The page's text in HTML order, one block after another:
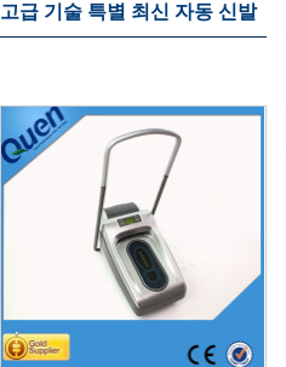
고급 기술 특별 최신 자동 신발